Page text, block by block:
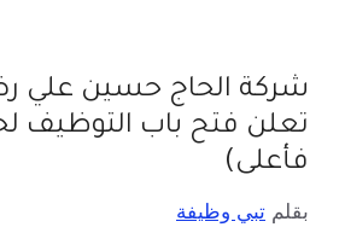
شركة الحاج حسين علي
تعلن فتح باب التوظيف
فأعلى)
بقلم تبي وظيفة